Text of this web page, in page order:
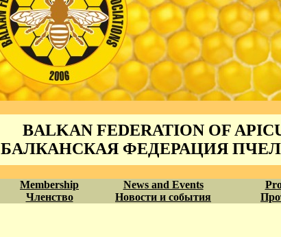
BALKAN FEDERATION OF
БАЛКАНСКАЯ ФЕДЕРАЦИЯ
Membership News and Events
Членство Новости и события